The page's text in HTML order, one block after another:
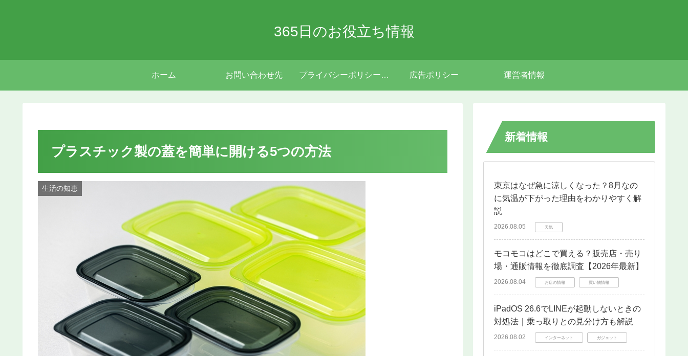
365日のお役立ち情報
ホーム お問い合わせ先 プライバシーポリシー・免責事項 広告ポリシー 運営者情報
プラスチック製の蓋を簡単に開ける5つの方法
生活の知恵
新着情報
東京はなぜ急に涼しくなった？8月なの
に気温が下がった理由をわかりやすく解
説
2026.08.05 天気
モコモコはどこで買える？販売店・売り
場・通販情報を徹底調査【2026年最新】
2026.08.04 お店の情報 買い物情報
iPadOS 26.6でLINEが起動しないときの
対処法｜乗っ取りとの見分け方も解説
2026.08.02 インターネット ガジェット